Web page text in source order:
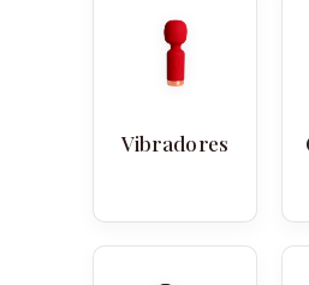
Vibradores